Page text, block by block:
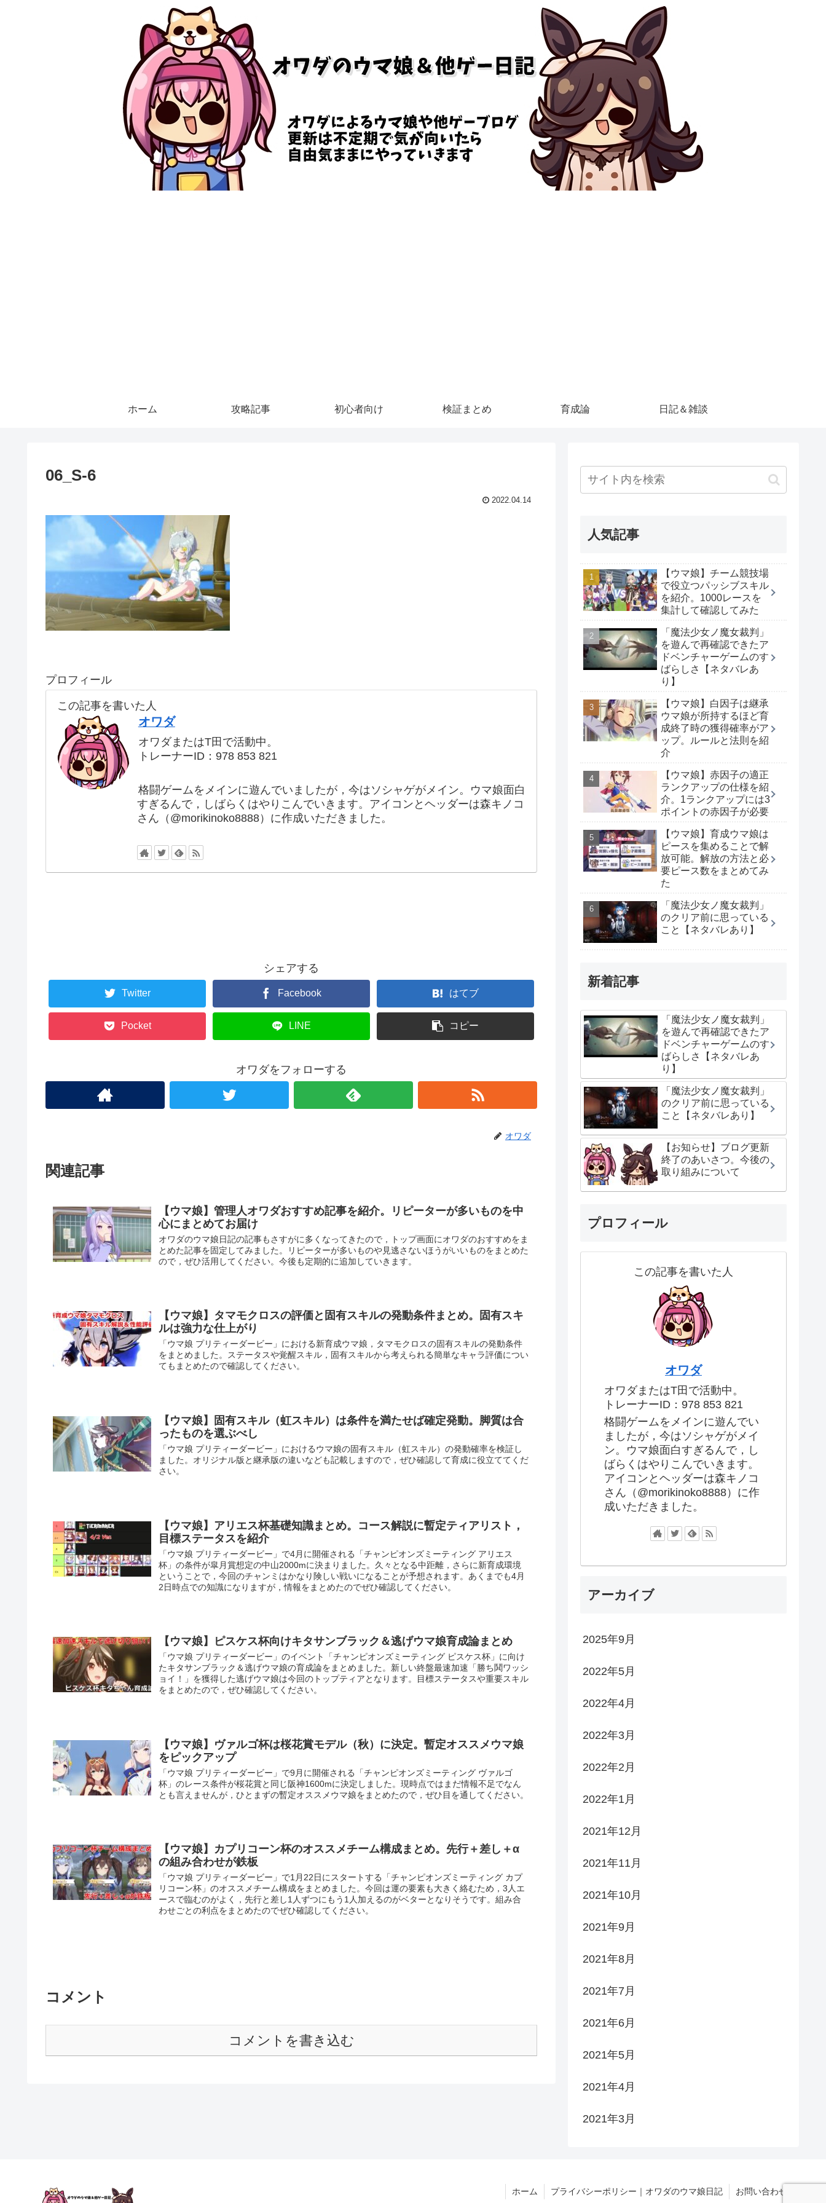
ホーム 攻略記事 初心者向け 検証まとめ 育成論 日記＆雑談
06_S-6
2022.04.14
プロフィール
この記事を書いた人
オワダ
オワダまたはT田で活動中。
トレーナーID：978 853 821
格闘ゲームをメインに遊んでいましたが，今はソシャゲがメイン。ウマ娘面白
すぎるんで，しばらくはやりこんでいきます。アイコンとヘッダーは森キノコ
さん（@morikinoko8888）に作成いただきました。
シェアする
Twitter Facebook はてブ
Pocket LINE コピー
オワダをフォローする
オワダ
関連記事
【ウマ娘】管理人オワダおすすめ記事を紹介。リピーターが多いものを中
心にまとめてお届け
オワダのウマ娘日記の記事もさすがに多くなってきたので，トップ画面にオワダのおすすめをま
とめた記事を固定してみました。リピーターが多いものや見逃さないほうがいいものをまとめた
ので，ぜひ活用してください。今後も定期的に追加していきます。
【ウマ娘】タマモクロスの評価と固有スキルの発動条件まとめ。固有スキ
ルは強力な仕上がり
「ウマ娘 プリティーダービー」における新育成ウマ娘，タマモクロスの固有スキルの発動条件
をまとめました。ステータスや覚醒スキル，固有スキルから考えられる簡単なキャラ評価につい
てもまとめたので確認してください。
【ウマ娘】固有スキル（虹スキル）は条件を満たせば確定発動。脚質は合
ったものを選ぶべし
「ウマ娘 プリティーダービー」におけるウマ娘の固有スキル（虹スキル）の発動確率を検証し
ました。オリジナル版と継承版の違いなども記載しますので，ぜひ確認して育成に役立ててくだ
さい。
【ウマ娘】アリエス杯基礎知識まとめ。コース解説に暫定ティアリスト，
目標ステータスを紹介
「ウマ娘 プリティーダービー」で4月に開催される「チャンピオンズミーティング アリエス
杯」の条件が皐月賞想定の中山2000mに決まりました。久々となる中距離，さらに新育成環境
ということで，今回のチャンミはかなり険しい戦いになることが予想されます。あくまでも4月
2日時点での知識になりますが，情報をまとめたのでぜひ確認してください。
【ウマ娘】ピスケス杯向けキタサンブラック＆逃げウマ娘育成論まとめ
「ウマ娘 プリティーダービー」のイベント「チャンピオンズミーティング ピスケス杯」に向け
たキタサンブラック＆逃げウマ娘の育成論をまとめました。新しい終盤最速加速「勝ち鬨ワッシ
ョイ！」を獲得した逃げウマ娘は今回のトップティアとなります。目標ステータスや重要スキル
をまとめたので，ぜひ確認してください。
【ウマ娘】ヴァルゴ杯は桜花賞モデル（秋）に決定。暫定オススメウマ娘
をピックアップ
「ウマ娘 プリティーダービー」で9月に開催される「チャンピオンズミーティング ヴァルゴ
杯」のレース条件が桜花賞と同じ阪神1600mに決定しました。現時点ではまだ情報不足でなん
とも言えませんが，ひとまずの暫定オススメウマ娘をまとめたので，ぜひ目を通してください。
【ウマ娘】カプリコーン杯のオススメチーム構成まとめ。先行＋差し＋α
の組み合わせが鉄板
「ウマ娘 プリティーダービー」で1月22日にスタートする「チャンピオンズミーティング カプ
リコーン杯」のオススメチーム構成をまとめました。今回は運の要素も大きく絡むため，3人エ
ースで臨むのがよく，先行と差し1人ずつにもう1人加えるのがベターとなりそうです。組み合
わせごとの利点をまとめたのでぜひ確認してください。
コメント
コメントを書き込む
人気記事
【ウマ娘】チーム競技場
で役立つパッシブスキル
を紹介。1000レースを
集計して確認してみた
「魔法少女ノ魔女裁判」
を遊んで再確認できたア
ドベンチャーゲームのす
ばらしさ【ネタバレあ
り】
【ウマ娘】白因子は継承
ウマ娘が所持するほど育
成終了時の獲得確率がア
ップ。ルールと法則を紹
介
【ウマ娘】赤因子の適正
ランクアップの仕様を紹
介。1ランクアップには3
ポイントの赤因子が必要
【ウマ娘】育成ウマ娘は
ピースを集めることで解
放可能。解放の方法と必
要ピース数をまとめてみ
た
「魔法少女ノ魔女裁判」
のクリア前に思っている
こと【ネタバレあり】
新着記事
「魔法少女ノ魔女裁判」
を遊んで再確認できたア
ドベンチャーゲームのす
ばらしさ【ネタバレあ
り】
「魔法少女ノ魔女裁判」
のクリア前に思っている
こと【ネタバレあり】
【お知らせ】ブログ更新
終了のあいさつ。今後の
取り組みについて
プロフィール
この記事を書いた人
オワダ
オワダまたはT田で活動中。
トレーナーID：978 853 821
格闘ゲームをメインに遊んでい
ましたが，今はソシャゲがメイ
ン。ウマ娘面白すぎるんで，し
ばらくはやりこんでいきます。
アイコンとヘッダーは森キノコ
さん（@morikinoko8888）に作
成いただきました。
アーカイブ
2025年9月
2022年5月
2022年4月
2022年3月
2022年2月
2022年1月
2021年12月
2021年11月
2021年10月
2021年9月
2021年8月
2021年7月
2021年6月
2021年5月
2021年4月
2021年3月
ホーム プライバシーポリシー｜オワダのウマ娘日記 お問い合わせ